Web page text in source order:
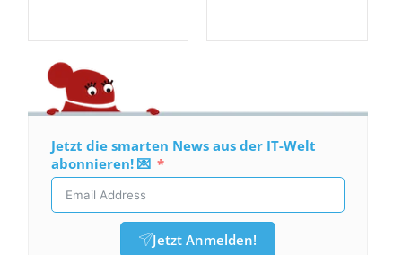
Jetzt die smarten News aus der IT-Welt
abonnieren! 💌
Jetzt Anmelden!